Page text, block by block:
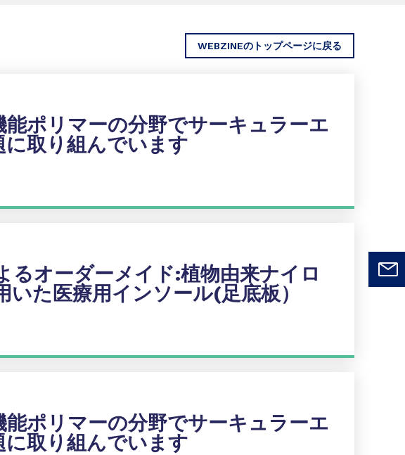
WEBZINEのトップページに戻る
能ポリマーの分野でサーキュラーエ
に取り組んでいます
るオーダーメイド:植物由来ナイロ
いた 医療用インソール(足底板）
能ポリマーの分野でサーキュラーエ
に取り組んでいます